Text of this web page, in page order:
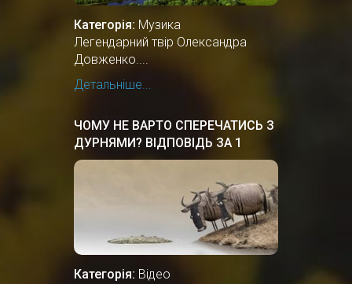
Категорія: Музика
Легендарний твір Олександра
Довженко....
Детальніше...
ЧОМУ НЕ ВАРТО СПЕРЕЧАТИСЬ З
ДУРНЯМИ? ВІДПОВІДЬ ЗА 1
ХВИЛИНУ.
Категорія: Відео